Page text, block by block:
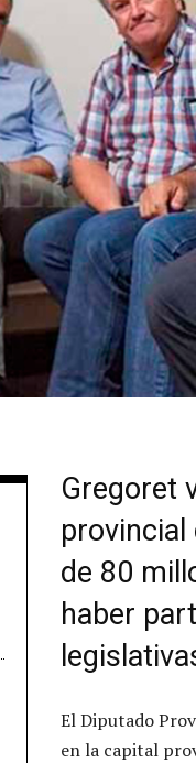
Gregoret
provincial
de 80
haber
El Diputado
en la capital